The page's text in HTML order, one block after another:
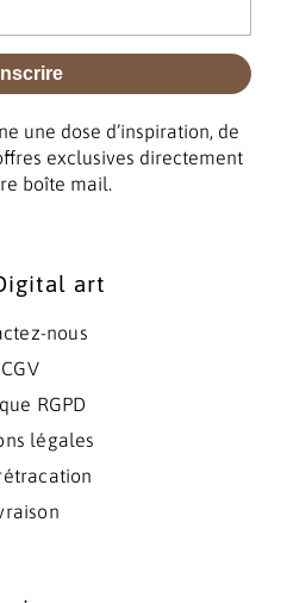
une dose d’inspiration, de
exclusives directement
boîte mail.
art
nous
CGV
RGPD
légales